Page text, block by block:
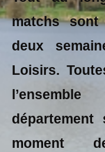
matchs
deux
Loisirs.
moment